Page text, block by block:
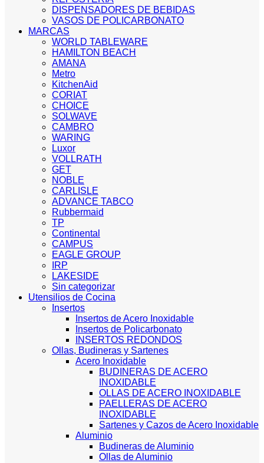
DISPENSADORES DE BEBIDAS
VASOS DE POLICARBONATO
MARCAS
WORLD TABLEWARE
HAMILTON BEACH
AMANA
Metro
KitchenAid
CORIAT
CHOICE
SOLWAVE
CAMBRO
WARING
Luxor
VOLLRATH
GET
NOBLE
CARLISLE
ADVANCE TABCO
Rubbermaid
TP
Continental
CAMPUS
EAGLE GROUP
IRP
LAKESIDE
Sin categorizar
Utensilios de Cocina
Insertos
Insertos de Acero Inoxidable
Insertos de Policarbonato
INSERTOS REDONDOS
Ollas, Budineras y Sartenes
Acero Inoxidable
BUDINERAS DE ACERO
INOXIDABLE
OLLAS DE ACERO INOXIDABLE
PAELLERAS DE ACERO
INOXIDABLE
Sartenes y Cazos de Acero Inoxidable
Aluminio
Budineras de Aluminio
Ollas de Aluminio